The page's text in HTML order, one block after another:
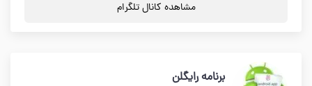
مشاهده کانال تلگرام
برنامه رایگلن